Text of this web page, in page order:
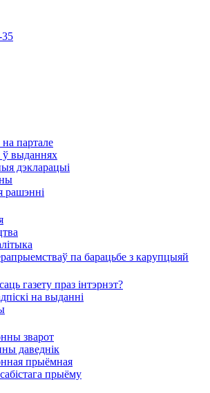
35
партале
ў выданнях
дэкларацыі
рашэнні
па барацьбе з карупцыяй
газету праз інтэрнэт?
на выданні
зварот
даведнік
прыёмная
прыёму